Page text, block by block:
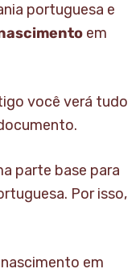
portuguesa e
em
você verá tudo
parte base para
Por isso,
em